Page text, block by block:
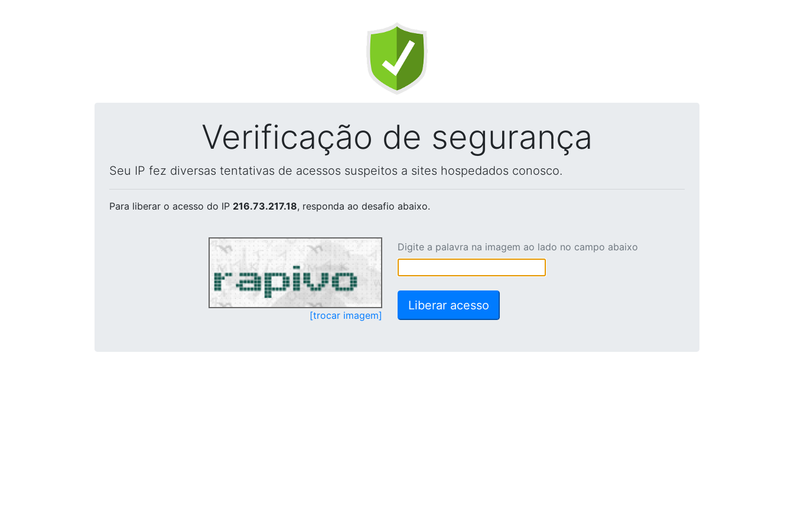
Verificação de segurança
Seu IP fez diversas tentativas de acessos suspeitos a sites hospedados conosco.
Para liberar o acesso do IP 216.73.217.18, responda ao desafio abaixo.
[trocar imagem]
Digite a palavra na imagem ao lado no campo abaixo